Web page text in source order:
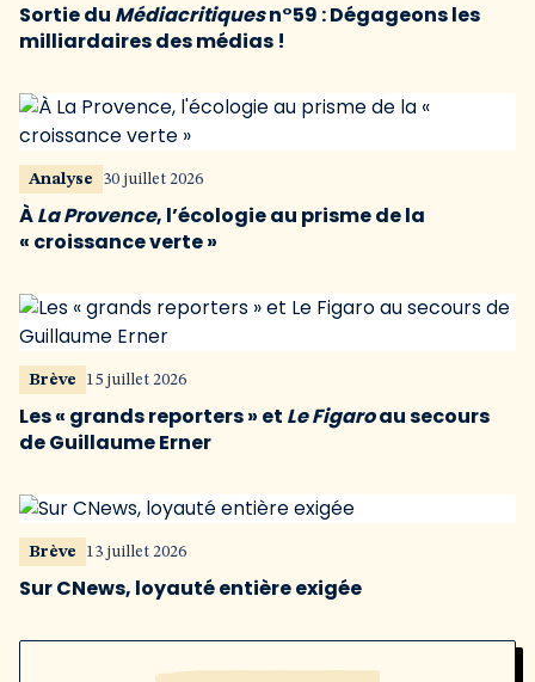
Sortie du Médiacritiquesn°59 : Dégageons les
milliardaires des médias !
Analyse 30 juillet 2026
ÀLa Provence, l’écologie au prisme de la
« croissance verte »
Brève 15 juillet 2026
Les « grands reporters » et Le Figaroau secours
de Guillaume Erner
Brève 13 juillet 2026
Sur CNews, loyauté entière exigée